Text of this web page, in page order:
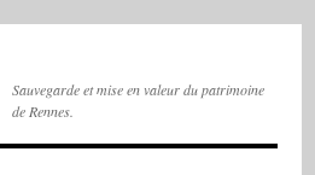
Sauvegarde et mise en valeur du patrimoine
de Rennes.